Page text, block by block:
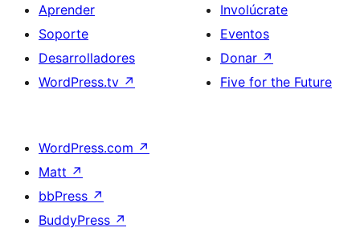
Aprender
Soporte
Desarrolladores
WordPress.tv ↗
Involúcrate
Eventos
Donar ↗
Five for the Future
WordPress.com ↗
Matt ↗
bbPress ↗
BuddyPress ↗